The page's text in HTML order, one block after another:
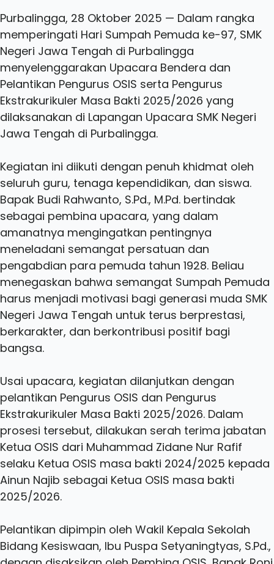
Purbalingga, 28 Oktober 2025 — Dalam rangka
memperingati Hari Sumpah Pemuda ke-97, SMK
Negeri Jawa Tengah di Purbalingga
menyelenggarakan Upacara Bendera dan
Pelantikan Pengurus OSIS serta Pengurus
Ekstrakurikuler Masa Bakti 2025/2026 yang
dilaksanakan di Lapangan Upacara SMK Negeri
Jawa Tengah di Purbalingga.
Kegiatan ini diikuti dengan penuh khidmat oleh
seluruh guru, tenaga kependidikan, dan siswa.
Bapak Budi Rahwanto, S.Pd., M.Pd. bertindak
sebagai pembina upacara, yang dalam
amanatnya mengingatkan pentingnya
meneladani semangat persatuan dan
pengabdian para pemuda tahun 1928. Beliau
menegaskan bahwa semangat Sumpah Pemuda
harus menjadi motivasi bagi generasi muda SMK
Negeri Jawa Tengah untuk terus berprestasi,
berkarakter, dan berkontribusi positif bagi
bangsa.
Usai upacara, kegiatan dilanjutkan dengan
pelantikan Pengurus OSIS dan Pengurus
Ekstrakurikuler Masa Bakti 2025/2026. Dalam
prosesi tersebut, dilakukan serah terima jabatan
Ketua OSIS dari Muhammad Zidane Nur Rafif
selaku Ketua OSIS masa bakti 2024/2025 kepada
Ainun Najib sebagai Ketua OSIS masa bakti
2025/2026.
Pelantikan dipimpin oleh Wakil Kepala Sekolah
Bidang Kesiswaan, Ibu Puspa Setyaningtyas, S.Pd.,